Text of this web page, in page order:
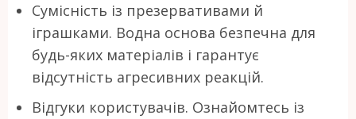
Сумісність із презервативами й
іграшками. Водна основа безпечна для
будь-яких матеріалів і гарантує
відсутність агресивних реакцій.
Відгуки користувачів. Ознайомтесь із